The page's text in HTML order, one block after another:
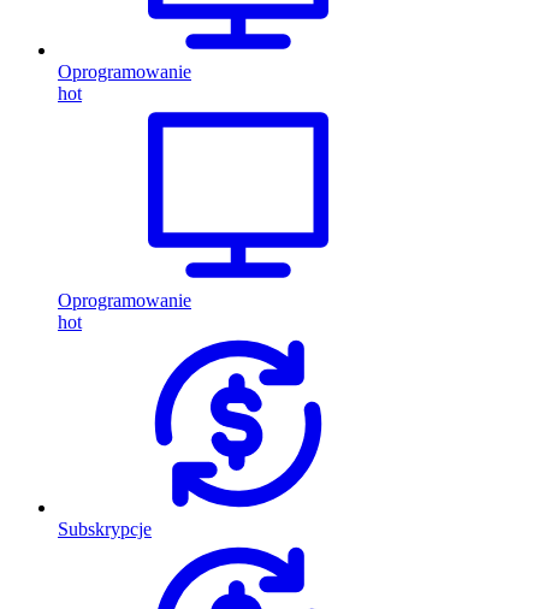
Oprogramowanie
hot
Oprogramowanie
hot
Subskrypcje